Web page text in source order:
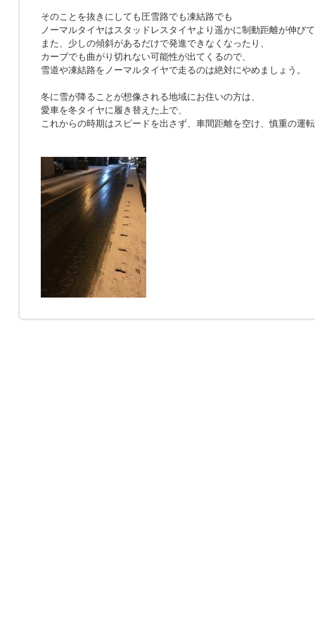
そのことを抜きにしても圧雪路でも凍結路でも
ノーマルタイヤはスタッドレスタイヤより遥かに制動距離が伸び
また、少しの傾斜があるだけで発進できなくなったり、
カーブでも曲がり切れない可能性が出てくるので、
雪道や凍結路をノーマルタイヤで走るのは絶対にやめましょう。
冬に雪が降ることが想像される地域にお住いの方は、
愛車を冬タイヤに履き替えた上で、
これからの時期はスピードを出さず、車間距離を空け、慎重の運